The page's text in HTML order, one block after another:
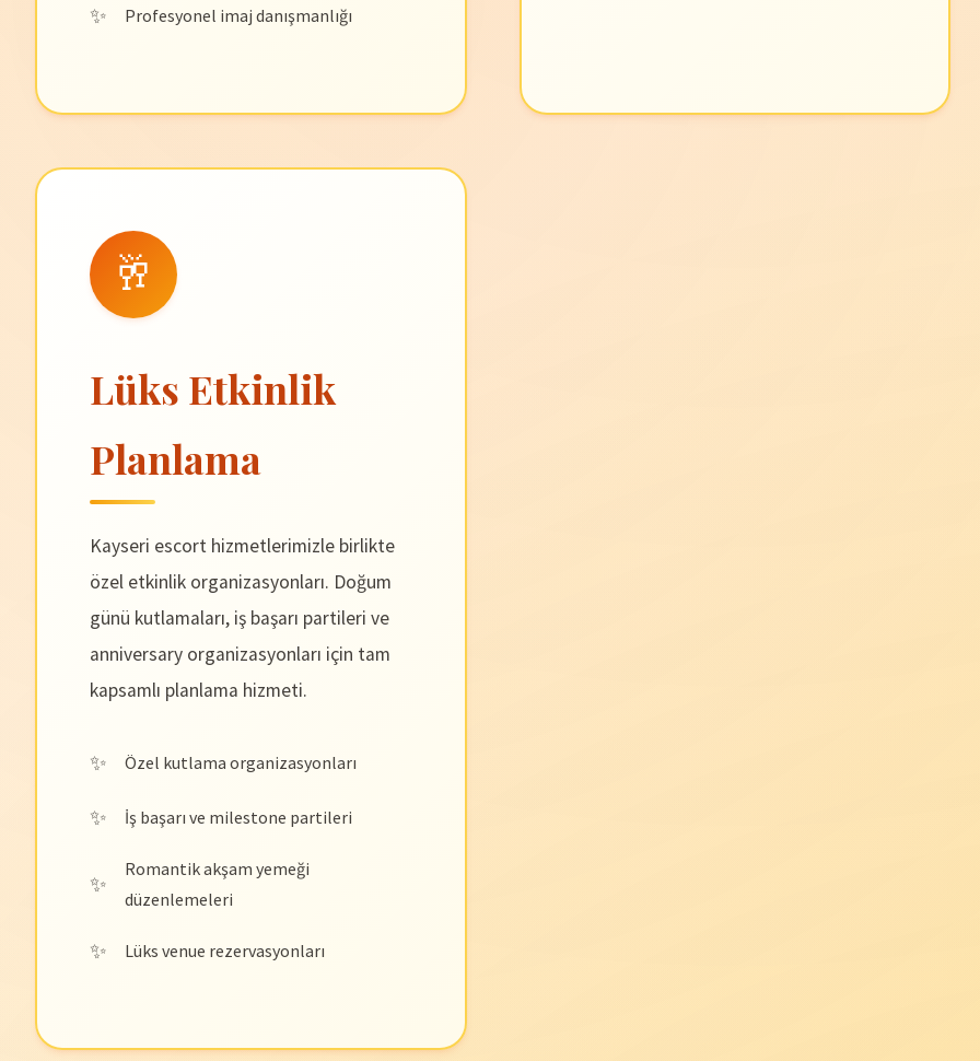
Profesyonel imaj danışmanlığı
🥂
Lüks Etkinlik
Planlama
Kayseri escort hizmetlerimizle birlikte
özel etkinlik organizasyonları. Doğum
günü kutlamaları, iş başarı partileri ve
anniversary organizasyonları için tam
kapsamlı planlama hizmeti.
Özel kutlama organizasyonları
İş başarı ve milestone partileri
Romantik akşam yemeği
düzenlemeleri
Lüks venue rezervasyonları